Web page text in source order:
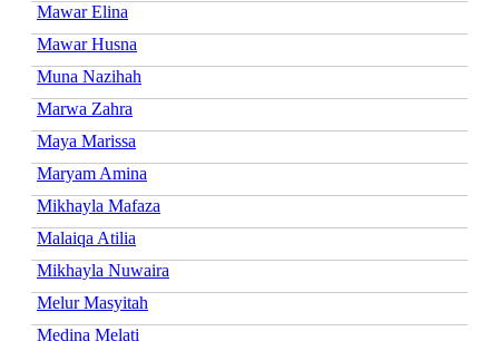
Mawar Elina
Mawar Husna
Muna Nazihah
Marwa Zahra
Maya Marissa
Maryam Amina
Mikhayla Mafaza
Malaiqa Atilia
Mikhayla Nuwaira
Melur Masyitah
Medina Melati